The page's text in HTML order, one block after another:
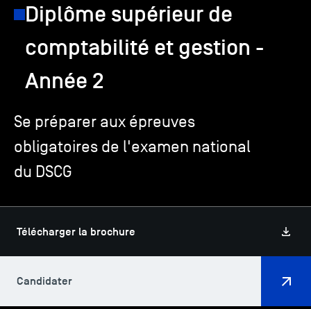
Vie étudiante
Entreprises
International
TSM-Research
Diplôme supérieur de
comptabilité et gestion -
Année 2
Se préparer aux épreuves
obligatoires de l'examen national
du DSCG
Télécharger la brochure
Candidater